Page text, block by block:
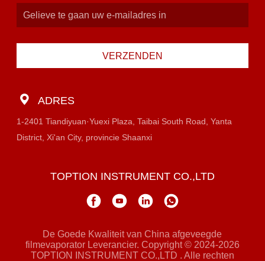
VERZENDEN
ADRES
1-2401 Tiandiyuan·Yuexi Plaza, Taibai South Road, Yanta
District, Xi'an City, provincie Shaanxi
TOPTION INSTRUMENT CO.,LTD
De Goede Kwaliteit van China afgeveegde
filmevaporator Leverancier. Copyright © 2024-2026
TOPTION INSTRUMENT CO.,LTD . Alle rechten